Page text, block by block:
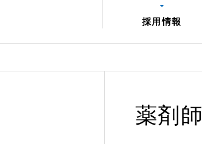
採用情報
薬剤